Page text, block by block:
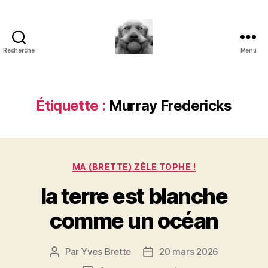
Recherche
paradoxe
en
Menu
Étiquette : Murray Fredericks
Catégories
MA (BRETTE) ZÈLE TOPHE !
la terre est blanche
comme un océan
Auteur
Par Yves Brette
Date20 mars 2026